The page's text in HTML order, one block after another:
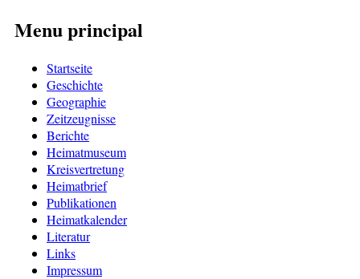
Menu principal
Startseite
Geschichte
Geographie
Zeitzeugnisse
Berichte
Heimatmuseum
Kreisvertretung
Heimatbrief
Publikationen
Heimatkalender
Literatur
Links
Impressum